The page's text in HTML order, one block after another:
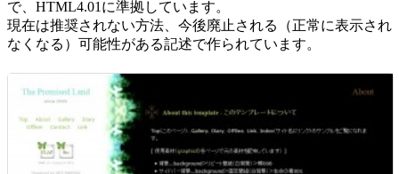
で、HTML4.01に準拠しています。
現在は推奨されない方法、今後廃止される（正常に表示され
なくなる）可能性がある記述で作られています。